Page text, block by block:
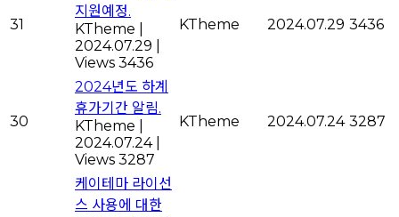
31
지원예정.
KTheme
2024.07.29
Views 3436
KTheme 2024.07.29 3436
30
2024년도 하계
휴가기간 알림.
KTheme
2024.07.24
Views 3287
KTheme 2024.07.24 3287
케이테마 라이선
스 사용에 대한